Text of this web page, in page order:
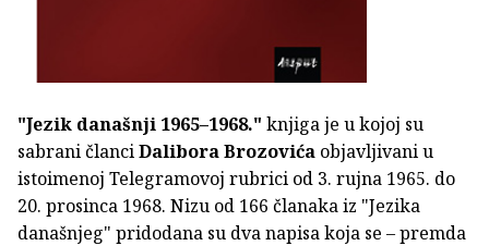
"Jezik današnji 1965–1968." knjiga je u kojoj su
sabrani članciDalibora Brozovića objavljivani u
istoimenoj Telegramovoj rubrici od 3. rujna 1965. do
20. prosinca 1968. Nizu od 166 članaka iz "Jezika
današnjeg" pridodana su dva napisa koja se – premda